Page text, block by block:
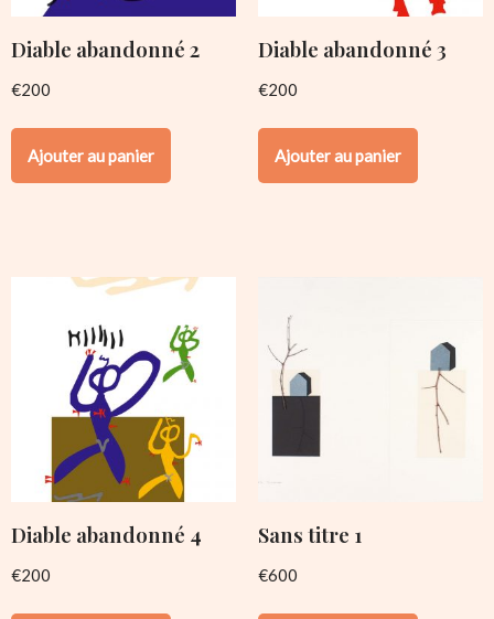
Diable abandonné 2
€200
Ajouter au panier
Diable abandonné 3
€200
Ajouter au panier
Diable abandonné 4
€200
Sans titre 1
€600